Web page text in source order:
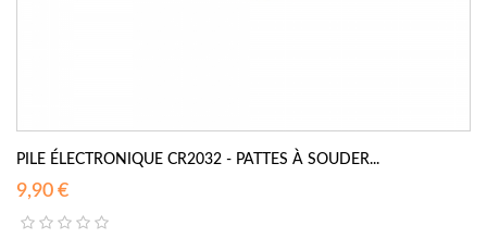
PILE ÉLECTRONIQUE CR2032 - PATTES À SOUDER...
9,90 €